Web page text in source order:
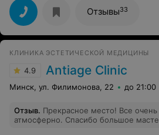
Отзывы33
КЛИНИКА ЭСТЕТИЧЕСКОЙ МЕДИЦИНЫ
4.9 Antiage Clinic
Минск, ул. Филимонова, 22 до 21:00
Отзыв. Прекрасное место! Все
атмосферно. Спасибо большое